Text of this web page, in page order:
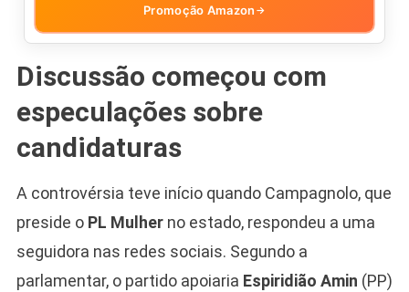
Promoção Amazon →
Discussão começou com
especulações sobre
candidaturas
A controvérsia teve início quando Campagnolo, que
preside o PL Mulherno estado, respondeu a uma
seguidora nas redes sociais. Segundo a
parlamentar, o partido apoiaria Espiridião Amin (PP)